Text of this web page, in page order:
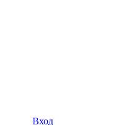
Вход